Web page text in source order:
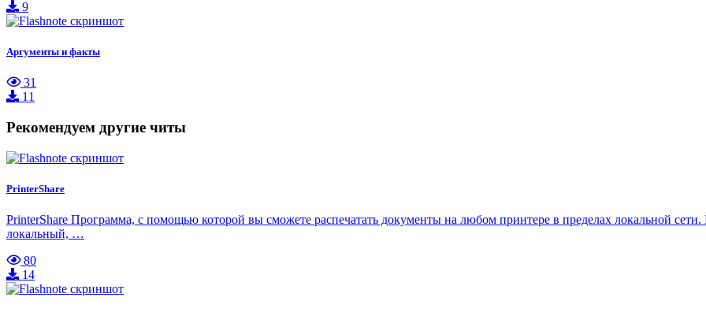
9
Аргументы и факты
31
11
Рекомендуем другие читы
PrinterShare
PrinterShare Программа, с помощью которой вы сможете распечатать документы на любом принтере в пределах локальной сети.
локальный, …
80
14